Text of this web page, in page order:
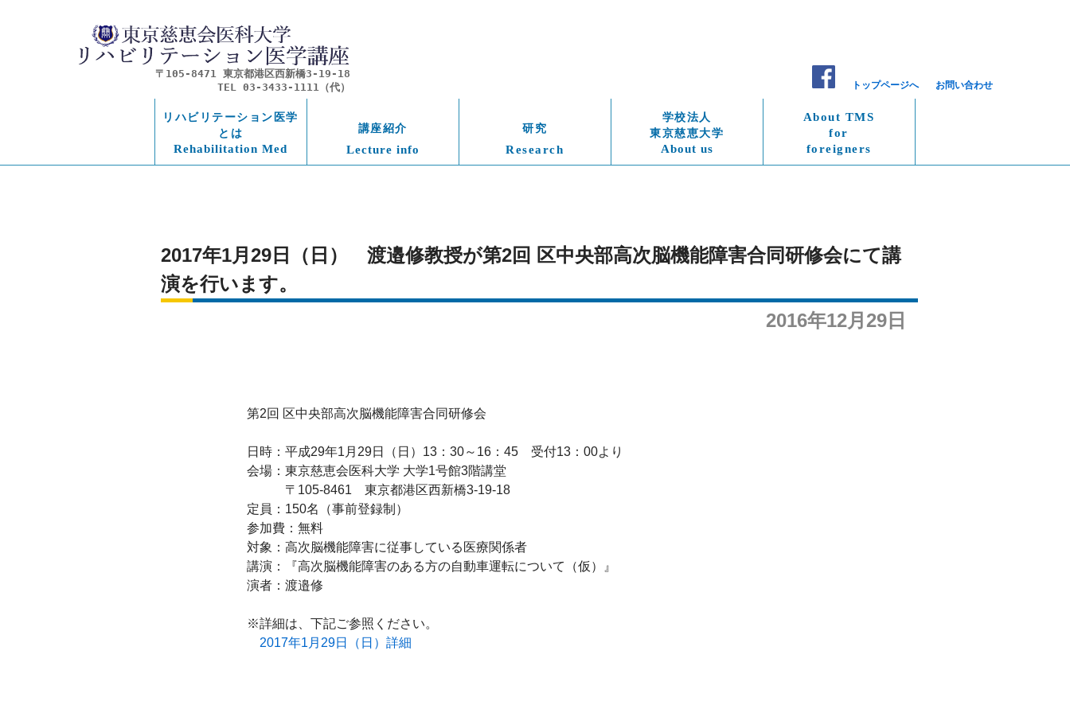
〒105-8471 東京都港区西新橋3-19-18
TEL 03-3433-1111（代）
トップページへ お問い合わせ
リハビリテーション医学
とは
Rehabilitation Med
講座紹介
Lecture info
研究
Research
学校法人
東京慈恵大学
About us
About TMS
for
foreigners
2017年1月29日（日）　渡邉修教授が第2回 区中央部高次脳機能障害合同研修会にて講
演を行います。
2016年12月29日
第2回 区中央部高次脳機能障害合同研修会
日時：平成29年1月29日（日）13：30～16：45　受付13：00より
会場：東京慈恵会医科大学 大学1号館3階講堂
〒105-8461　東京都港区西新橋3-19-18
定員：150名（事前登録制）
参加費：無料
対象：高次脳機能障害に従事している医療関係者
講演：『高次脳機能障害のある方の自動車運転について（仮）』
演者：渡邉修
※詳細は、下記ご参照ください。
2017年1月29日（日）詳細